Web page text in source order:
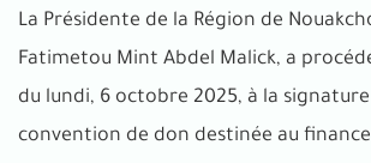
La Présidente de la Région de
Fatimetou Mint Abdel Malick, a
du lundi, 6 octobre 2025, à la signature
convention de don destinée au